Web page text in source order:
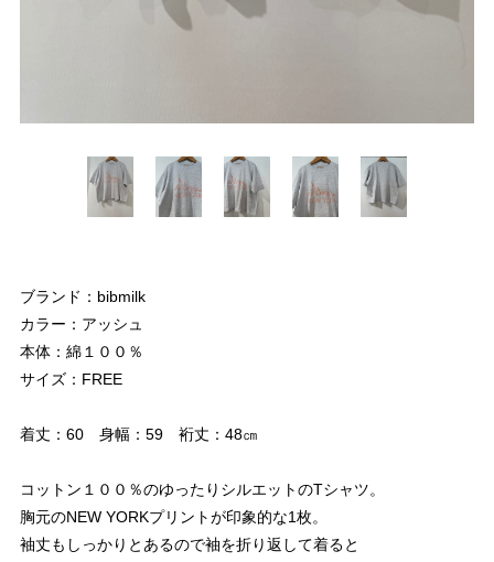
ブランド：bibmilk
カラー：アッシュ
本体：綿１００％
サイズ：FREE
着丈：60 身幅：59 裄丈：48㎝
コットン１００％のゆったりシルエットのTシャツ。
胸元のNEW YORKプリントが印象的な1枚。
袖丈もしっかりとあるので袖を折り返して着ると